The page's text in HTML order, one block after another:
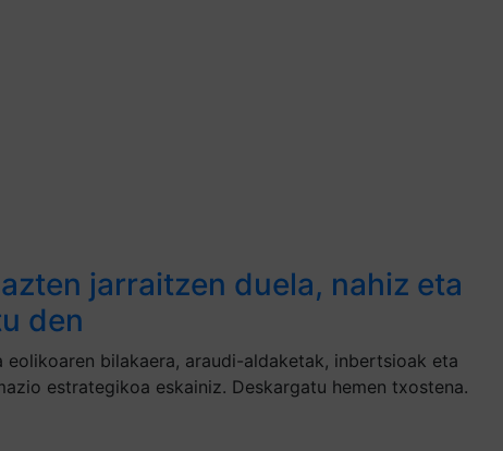
jarraitzen duela, nahiz eta
den
bilakaera, araudi-aldaketak, inbertsioak eta
estrategikoa eskainiz. Deskargatu hemen txostena.